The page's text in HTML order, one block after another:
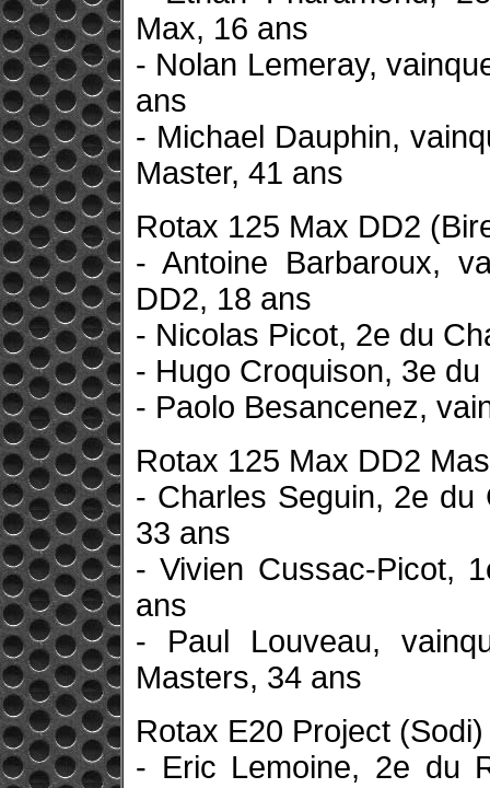
Max, 16 ans
- Nolan Lemeray,
ans
- Michael Dauphin,
Master, 41 ans
Rotax 125 Max DD2
- Antoine Barbaroux,
DD2, 18 ans
- Nicolas Picot, 2e du
- Hugo Croquison, 3e
- Paolo Besancenez,
Rotax 125 Max DD2
- Charles Seguin, 2e du
33 ans
- Vivien Cussac-Picot,
ans
- Paul Louveau,
Masters, 34 ans
Rotax E20 Project (Sodi)
- Eric Lemoine, 2e du